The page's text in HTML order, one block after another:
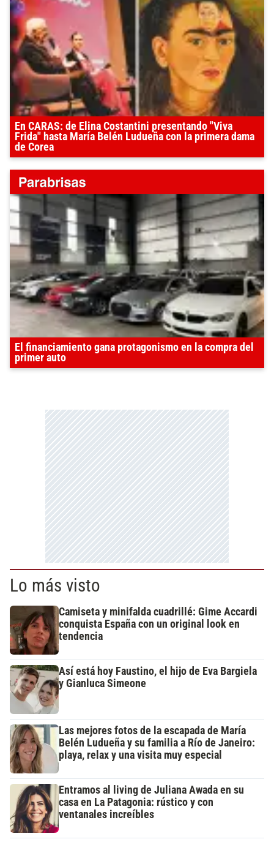
En CARAS: de Elina Costantini presentando "Viva
Frida" hasta María Belén Ludueña con la primera dama
de Corea
El financiamiento gana protagonismo en la compra del
primer auto
Lo más visto
Camiseta y minifalda cuadrillé: Gime Accardi
conquista España con un original look en
tendencia
Así está hoy Faustino, el hijo de Eva Bargiela
y Gianluca Simeone
Las mejores fotos de la escapada de María
Belén Ludueña y su familia a Río de Janeiro:
playa, relax y una visita muy especial
Entramos al living de Juliana Awada en su
casa en La Patagonia: rústico y con
ventanales increíbles